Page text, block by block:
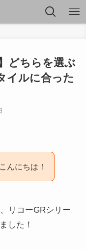
どちらを選ぶ
イルに合った
んにちは！
リコーGRシリー
した！